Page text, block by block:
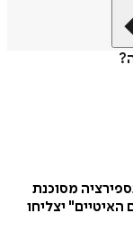
מסוכנת
יצליחו